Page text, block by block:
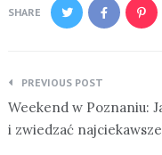
SHARE
Nawigacja
wpisu
PREVIOUS POST
Weekend w Poznaniu:
i zwiedzać